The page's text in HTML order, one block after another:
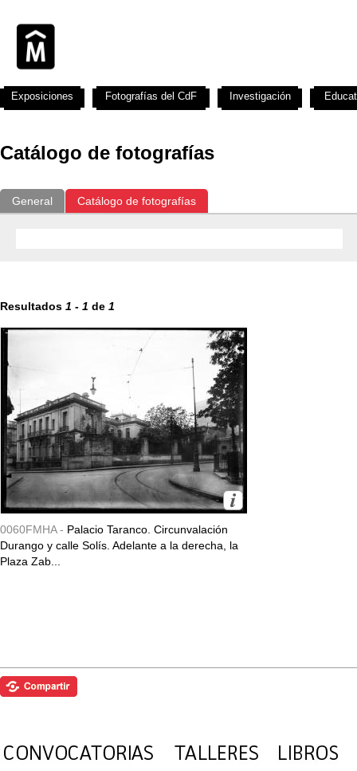
Catálogo de fotografías
General Catálogo de fotografías
Resultados 1 - 1 de 1
0060FMHA - Palacio Taranco. Circunvalación
Durango y calle Solís. Adelante a la derecha, la
Plaza Zab...
Exposiciones Fotografías del CdF Investigación